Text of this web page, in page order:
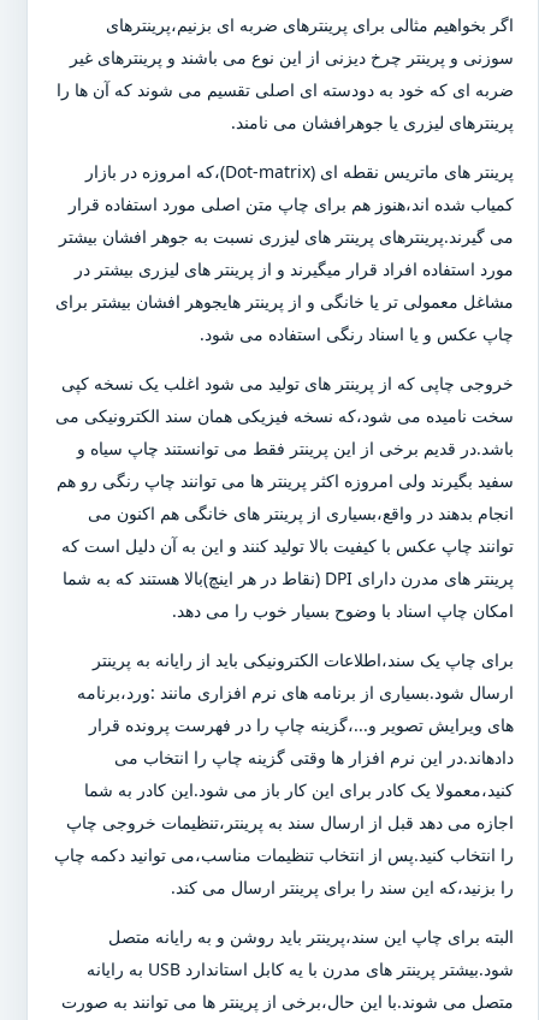
اگر بخواهیم مثالی برای پرینترهای ضربه ای بزنیم،پرینترهای
سوزنی و پرینتر چرخ دیزنی از این نوع می باشند و پرینترهای غیر
ضربه ای که خود به دودسته ای اصلی تقسیم می شوند که آن ها را
پرینترهای لیزری یا جوهرافشان می نامند.
پرینتر های ماتریس نقطه ای (Dot-matrix)،که امروزه در بازار
کمیاب شده اند،هنوز هم برای چاپ متن اصلی مورد استفاده قرار
می گیرند.پرینترهای پرینتر های لیزری نسبت به جوهر افشان بیشتر
مورد استفاده افراد قرار میگیرند و از پرینتر های لیزری بیشتر در
مشاغل معمولی تر یا خانگی و از پرینتر هایجوهر افشان بیشتر برای
چاپ عکس و یا اسناد رنگی استفاده می شود.
خروجی چاپی که از پرینتر های تولید می شود اغلب یک نسخه کپی
سخت نامیده می شود،که نسخه فیزیکی همان سند الکترونیکی می
باشد.در قدیم برخی از این پرینتر فقط می توانستند چاپ سیاه و
سفید بگیرند ولی امروزه اکثر پرینتر ها می توانند چاپ رنگی رو هم
انجام بدهند در واقع،بسیاری از پرینتر های خانگی هم اکنون می
توانند چاپ عکس با کیفیت بالا تولید کنند و این به آن دلیل است که
پرینتر های مدرن دارای DPI (نقاط در هر اینچ)بالا هستند که به شما
امکان چاپ اسناد با وضوح بسیار خوب را می دهد.
برای چاپ یک سند،اطلاعات الکترونیکی باید از رایانه به پرینتر
ارسال شود.بسیاری از برنامه های نرم افزاری مانند :ورد،برنامه
های ویرایش تصویر و...،گزینه چاپ را در فهرست پرونده قرار
دادهاند.در این نرم افزار ها وقتی گزینه چاپ را انتخاب می
کنید،معمولا یک کادر برای این کار باز می شود.این کادر به شما
اجازه می دهد قبل از ارسال سند به پرینتر،تنظیمات خروجی چاپ
را انتخاب کنید.پس از انتخاب تنظیمات مناسب،می توانید دکمه چاپ
را بزنید،که این سند را برای پرینتر ارسال می کند.
البته برای چاپ این سند،پرینتر باید روشن و به رایانه متصل
شود.بیشتر پرینتر های مدرن با یه کابل استاندارد USB به رایانه
متصل می شوند.با این حال،برخی از پرینتر ها می توانند به صورت